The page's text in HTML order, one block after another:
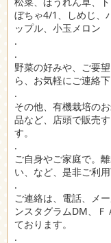
ぼちゃ4/1、しめじ、
ップル、小玉メロン
.
.
野菜の好みや、ご要
ら、お気軽にご連絡下
.
その他、有機栽培の
品など、店頭で販売
す。
.
ご自身やご家庭で。
い、など、是非ご利用
.
ご連絡は、電話、メ
ンスタグラムDM、Ｆ
ております。
.